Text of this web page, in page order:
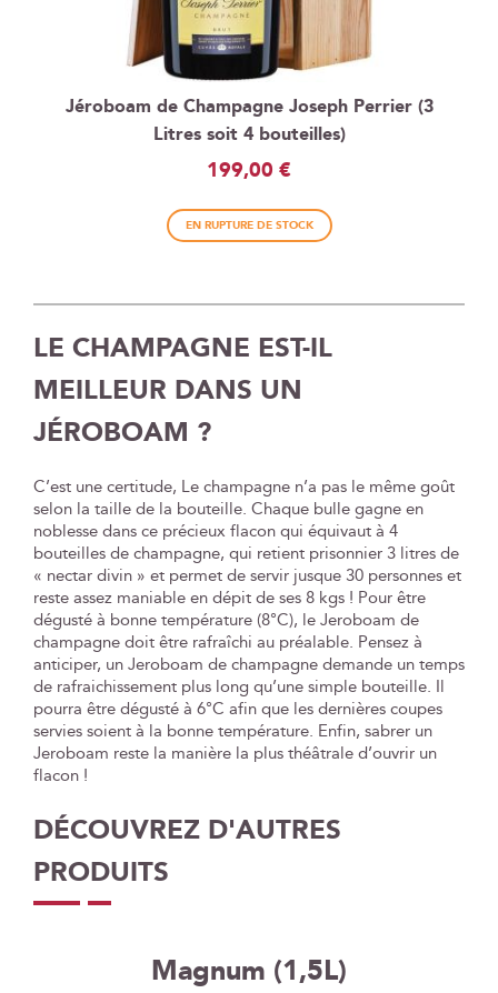
Jéroboam de Champagne Joseph Perrier (3
Litres soit 4 bouteilles)
199,00 €
EN RUPTURE DE STOCK
LE CHAMPAGNE EST-IL
MEILLEUR DANS UN
JÉROBOAM ?
C’est une certitude, Le champagne n’a pas le même goût
selon la taille de la bouteille. Chaque bulle gagne en
noblesse dans ce précieux flacon qui équivaut à 4
bouteilles de champagne, qui retient prisonnier 3 litres de
« nectar divin » et permet de servir jusque 30 personnes et
reste assez maniable en dépit de ses 8 kgs ! Pour être
dégusté à bonne température (8°C), le Jeroboam de
champagne doit être rafraîchi au préalable. Pensez à
anticiper, un Jeroboam de champagne demande un temps
de rafraichissement plus long qu’une simple bouteille. Il
pourra être dégusté à 6°C afin que les dernières coupes
servies soient à la bonne température. Enfin, sabrer un
Jeroboam reste la manière la plus théâtrale d’ouvrir un
flacon !
DÉCOUVREZ D'AUTRES
PRODUITS
Magnum (1,5L)